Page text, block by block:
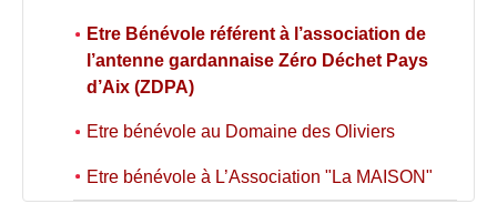
Etre Bénévole référent à l’association de
l’antenne gardannaise Zéro Déchet Pays
d’Aix (ZDPA)
Etre bénévole au Domaine des Oliviers
Etre bénévole à L’Association "La MAISON"